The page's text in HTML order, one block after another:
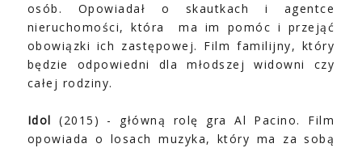
osób. Opowiadał o skautkach i agentce
nieruchomości, która ma im pomóc i przejąć
obowiązki ich zastępowej. Film familijny, który
będzie odpowiedni dla młodszej widowni czy
całej rodziny.
Idol(2015) - główną rolę gra Al Pacino. Film
opowiada o losach muzyka, który ma za sobą